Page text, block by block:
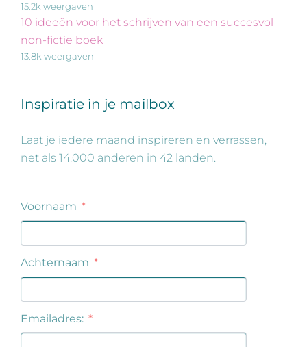
15.2k weergaven
10 ideeën voor het schrijven van een succesvol
non-fictie boek
13.8k weergaven
Inspiratie in je mailbox
Laat je iedere maand inspireren en verrassen,
net als 14.000 anderen in 42 landen.